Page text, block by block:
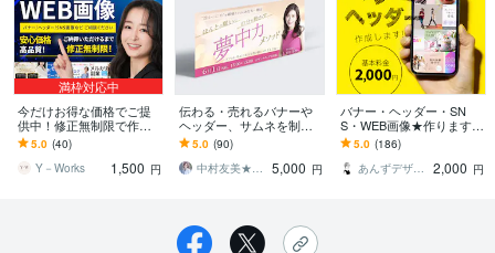
満枠対応中
今だけお得な価格でご提
供中！修正無制限で作り
ます 感謝価格！バナー/ヘ
ッダー/追加料金ほぼ無
し！
5.0 (40)
Y－Works
1,500 円
伝わる・売れるバナーや
ヘッダー、サムネを制作
します 目にとまるデザイ
ン、女性の心をつかむデ
ザイン作ります。
5.0 (90)
中村友美★サロンや店舗の為のデザイン
5,000 円
バナー・ヘッダー・SN
S・WEB画像★作ります
繊細で高品質なデザイン
を届けます♪
5.0 (186)
あんずデザイン
2,000 円